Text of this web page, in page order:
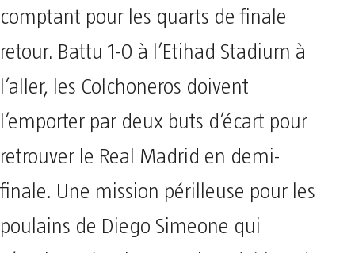
comptant pour les quarts de finale
retour. Battu 1-0 à l’Etihad Stadium à
l’aller, les Colchoneros doivent
l’emporter par deux buts d’écart pour
retrouver le Real Madrid en demi-
finale. Une mission périlleuse pour les
poulains de Diego Simeone qui